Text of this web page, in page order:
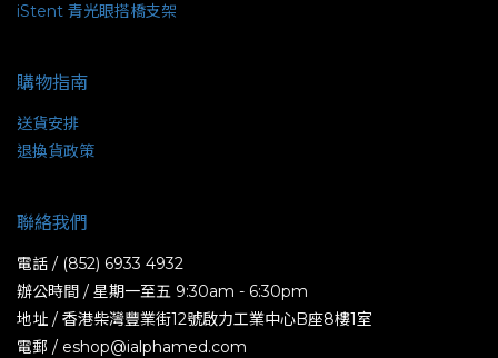
iStent 青光眼搭橋支架
購物指南
送貨安排
退換貨政策
聯絡我們
電話 / (852) 6933 4932
辦公時間 / 星期一至五 9:30am - 6:30pm
地址 / 香港柴灣豐業街12號啟力工業中心B座8樓1室
電郵 / eshop@ialphamed.com